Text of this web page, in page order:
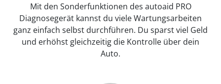
Mit den Sonderfunktionen des autoaid PRO
Diagnosegerät kannst du viele Wartungsarbeiten
ganz einfach selbst durchführen. Du sparst viel Geld
und erhöhst gleichzeitig die Kontrolle über dein
Auto.